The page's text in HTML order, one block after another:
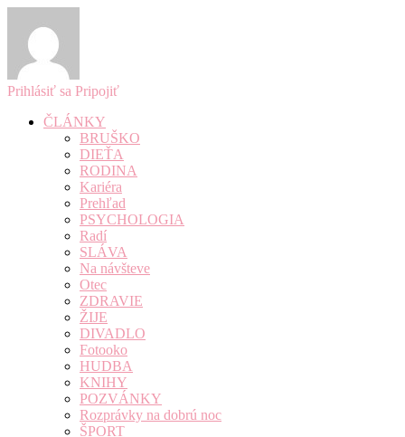
Prihlásiť sa Pripojiť
ČLÁNKY
BRUŠKO
DIEŤA
RODINA
Kariéra
Prehľad
PSYCHOLOGIA
Radí
SLÁVA
Na návšteve
Otec
ZDRAVIE
ŽIJE
DIVADLO
Fotooko
HUDBA
KNIHY
POZVÁNKY
Rozprávky na dobrú noc
ŠPORT